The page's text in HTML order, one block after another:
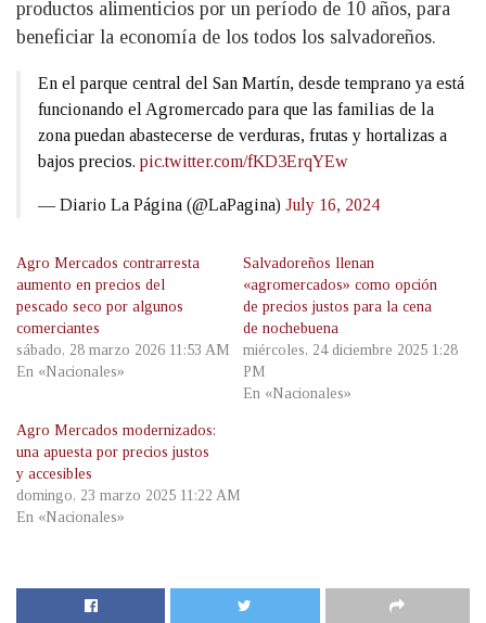
productos alimenticios por un período de 10 años, para
beneficiar la economía de los todos los salvadoreños.
En el parque central del San Martín, desde temprano ya está
funcionando el Agromercado para que las familias de la
zona puedan abastecerse de verduras, frutas y hortalizas a
bajos precios. pic.twitter.com/fKD3ErqYEw
— Diario La Página (@LaPagina) July 16, 2024
Agro Mercados contrarresta
aumento en precios del
pescado seco por algunos
comerciantes
sábado, 28 marzo 2026 11:53 AM
En «Nacionales»
Salvadoreños llenan
«agromercados» como opción
de precios justos para la cena
de nochebuena
miércoles, 24 diciembre 2025 1:28
PM
En «Nacionales»
Agro Mercados modernizados:
una apuesta por precios justos
y accesibles
domingo, 23 marzo 2025 11:22 AM
En «Nacionales»